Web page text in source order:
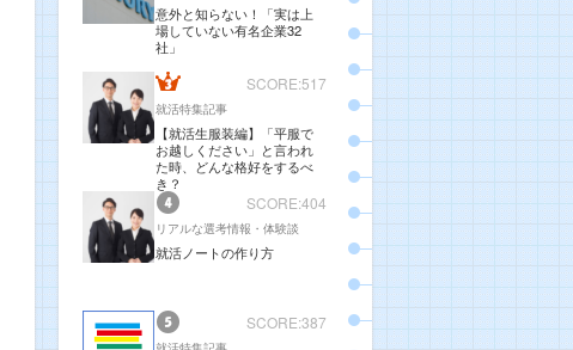
意外と知らない！「実は上
場していない有名企業32
社」
SCORE:517
就活特集記事
【就活生服装編】「平服で
お越しください」と言われ
た時、どんな格好をするべ
き？
SCORE:404
リアルな選考情報・体験談
就活ノートの作り方
SCORE:387